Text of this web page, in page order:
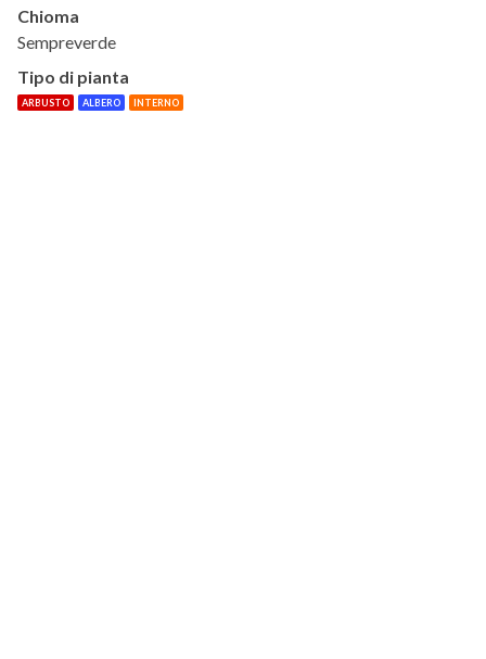
Chioma
Sempreverde
Tipo di pianta
ARBUSTO ALBERO INTERNO